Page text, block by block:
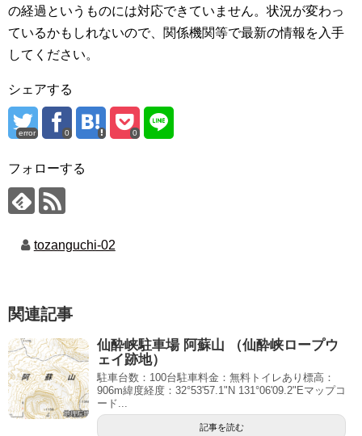
の経過というものには対応できていません。状況が変わっ
ているかもしれないので、関係機関等で最新の情報を入手
してください。
シェアする
error 0 0
フォローする
tozanguchi-02
関連記事
仙酔峡駐車場 阿蘇山 （仙酔峡ロープウ
ェイ跡地）
駐車台数：100台駐車料金：無料トイレあり標高：
906m緯度経度：32°53'57.1"N 131°06'09.2"Eマップコ
ード...
記事を読む